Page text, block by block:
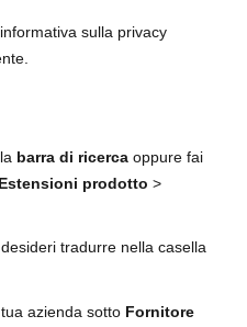
sulla privacy
barra di ricerca oppure fai
Estensioni prodotto >
tradurre nella casella
azienda sotto Fornitore